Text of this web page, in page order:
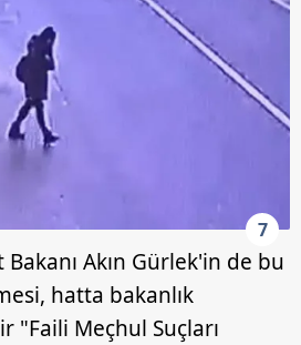
aşağıda yer alan panel
Çerezlere ilişkin detaylı bilgi
Çerez Bilgilendirme
Korunması Kanunu uyarınca
Metnimizi okumak ve sitemizde
kullanılan çerezlerle ilgili bilgi
7
Akın Gürlek'in de bu
hatta bakanlık
"Faili Meçhul Suçları